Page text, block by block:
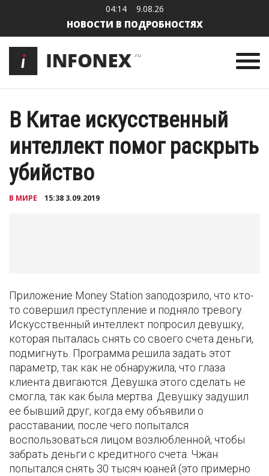
04:14 9.08.26
НОВОСТИ В ПОДРОБНОСТЯХ
В Китае искусственный
интеллект помог раскрыть
убийство
В МИРЕ 15:38 3.09.2019
Приложение Money Station заподозрило, что кто-
то совершил преступление и подняло тревогу.
Искусственный интеллект попросил девушку,
которая пыталась снять со своего счета деньги,
подмигнуть. Программа решила задать этот
параметр, так как не обнаружила, что глаза
клиента двигаются. Девушка этого сделать не
смогла, так как была мертва. Девушку задушил
ее бывший друг, когда ему объявили о
расставании, после чего попытался
воспользоваться лицом возлюбленной, чтобы
забрать деньги с кредитного счета. Чжан
попытался снять 30 тысяч юаней (это примерно